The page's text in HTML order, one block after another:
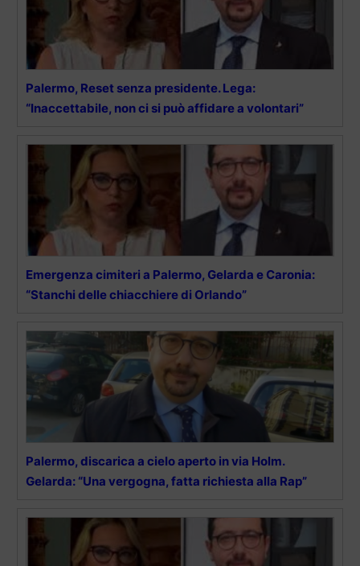
Palermo, Reset senza presidente. Lega:
“Inaccettabile, non ci si può affidare a volontari”
Emergenza cimiteri a Palermo, Gelarda e Caronia:
“Stanchi delle chiacchiere di Orlando”
Palermo, discarica a cielo aperto in via Holm.
Gelarda: “Una vergogna, fatta richiesta alla Rap”